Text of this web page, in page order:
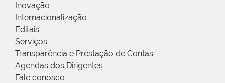
Inovação
Internacionalização
Editais
Serviços
Transparência e Prestação de Contas
Agendas dos Dirigentes
Fale conosco